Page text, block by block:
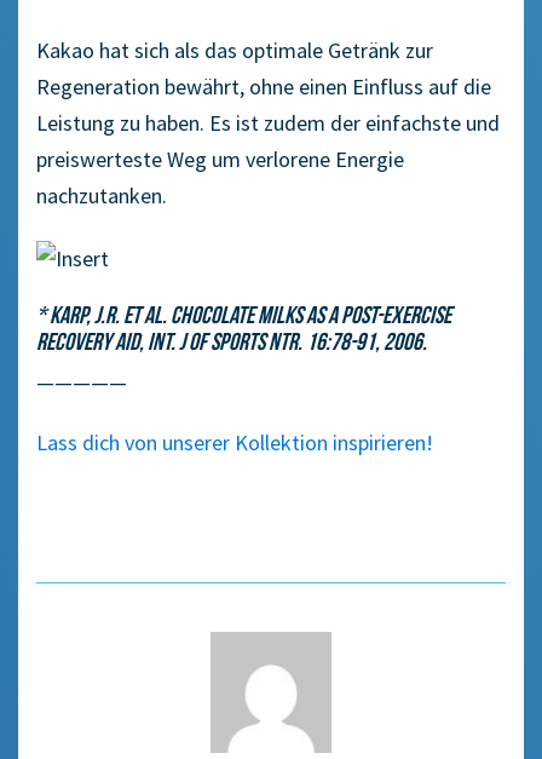
Kakao hat sich als das optimale Getränk zur
Regeneration bewährt, ohne einen Einfluss auf die
Leistung zu haben. Es ist zudem der einfachste und
preiswerteste Weg um verlorene Energie
nachzutanken.
* Karp, J.R. et al. Chocolate Milks as a Post-Exercise
Recovery Aid, Int. J of Sports Ntr. 16:78-91, 2006.
—————
Lass dich von unserer Kollektion inspirieren!